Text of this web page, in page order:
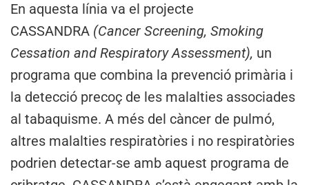
En aquesta línia va el projecte
CASSANDRA (Cancer Screening, Smoking
Cessation and Respiratory Assessment), un
programa que combina la prevenció primària i
la detecció precoç de les malalties associades
al tabaquisme. A més del càncer de pulmó,
altres malalties respiratòries i no respiratòries
podrien detectar-se amb aquest programa de